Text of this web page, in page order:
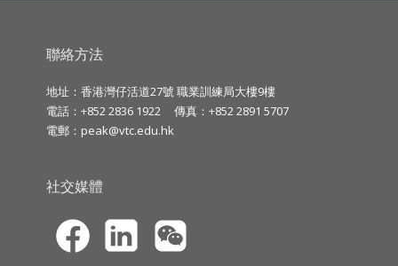
聯絡方法
地址：香港灣仔活道27號 職業訓練局大樓9樓
電話：+852 2836 1922
傳真：+852 2891 5707
電郵： peak@vtc.edu.hk
社交媒體